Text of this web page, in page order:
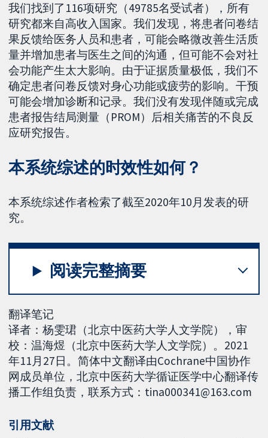
我们找到了116项研究（49785名受试者），所有
研究都来自高收入国家。我们发现，将患者问卷结
果反馈给医务人员和患者，可能会略微改善生活质
量并增加患者与医生之间的沟通，但可能不会对社
会功能产生太大影响。由于证据质量极低，我们不
确定患者问卷反馈对身心功能或疲劳的影响。干预
可能会增加诊断和记录。我们没有发现伴随或完成
患者报告结局测量（PROM）后相关痛苦的不良反
应研究报告。
本系统综述的时效性如何？
本系统综述作者检索了截至2020年10月发表的研
究。
阅读完整摘要
翻译笔记
译者：杨雯珺（北京中医药大学人文学院），审
校：温海煜（北京中医药大学人文学院）。2021
年11月27日。简体中文翻译由Cochrane中国协作
网成员单位，北京中医药大学循证医学中心翻译传
播工作组负责，联系方式：tina000341@163.com
引用文献